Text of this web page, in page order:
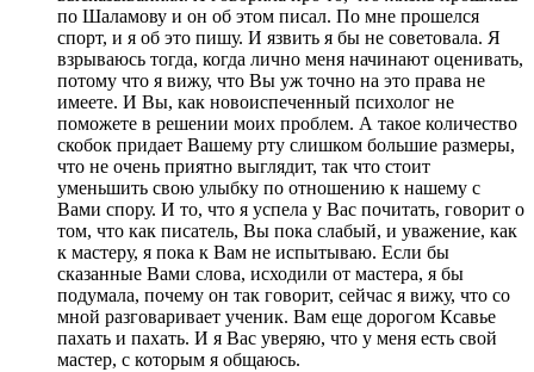
по Шаламову и он об этом писал. По мне прошелся
спорт, и я об это пишу. И язвить я бы не советовала. Я
взрываюсь тогда, когда лично меня начинают оценивать,
потому что я вижу, что Вы уж точно на это права не
имеете. И Вы, как новоиспеченный психолог не
поможете в решении моих проблем. А такое количество
скобок придает Вашему рту слишком большие размеры,
что не очень приятно выглядит, так что стоит
уменьшить свою улыбку по отношению к нашему с
Вами спору. И то, что я успела у Вас почитать, говорит о
том, что как писатель, Вы пока слабый, и уважение, как
к мастеру, я пока к Вам не испытываю. Если бы
сказанные Вами слова, исходили от мастера, я бы
подумала, почему он так говорит, сейчас я вижу, что со
мной разговаривает ученик. Вам еще дорогом Ксавье
пахать и пахать. И я Вас уверяю, что у меня есть свой
мастер, с которым я общаюсь.